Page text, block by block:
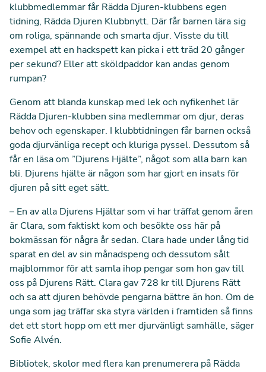
klubbmedlemmar får Rädda Djuren-klubbens egen
tidning, Rädda Djuren Klubbnytt. Där får barnen lära sig
om roliga, spännande och smarta djur. Visste du till
exempel att en hackspett kan picka i ett träd 20 gånger
per sekund? Eller att sköldpaddor kan andas genom
rumpan?
Genom att blanda kunskap med lek och nyfikenhet lär
Rädda Djuren-klubben sina medlemmar om djur, deras
behov och egenskaper. I klubbtidningen får barnen också
goda djurvänliga recept och kluriga pyssel. Dessutom så
får en läsa om ”Djurens Hjälte”, något som alla barn kan
bli. Djurens hjälte är någon som har gjort en insats för
djuren på sitt eget sätt.
– En av alla Djurens Hjältar som vi har träffat genom åren
är Clara, som faktiskt kom och besökte oss här på
bokmässan för några år sedan. Clara hade under lång tid
sparat en del av sin månadspeng och dessutom sålt
majblommor för att samla ihop pengar som hon gav till
oss på Djurens Rätt. Clara gav 728 kr till Djurens Rätt
och sa att djuren behövde pengarna bättre än hon. Om de
unga som jag träffar ska styra världen i framtiden så finns
det ett stort hopp om ett mer djurvänligt samhälle, säger
Sofie Alvén.
Bibliotek, skolor med flera kan prenumerera på Rädda